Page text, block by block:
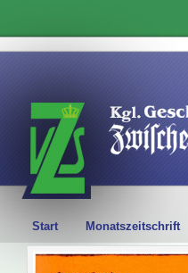
Start Monatszeitschrift